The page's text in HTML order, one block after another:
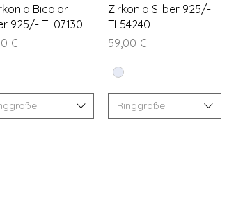
Bicolor
925/- TL07130
€
Zirkonia Silber 925/-
TL54240
Preis
59,00 €
Ringgröße